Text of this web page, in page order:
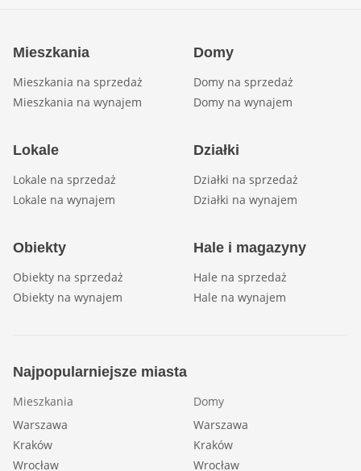
Mieszkania
Mieszkania na sprzedaż
Mieszkania na wynajem
Domy
Domy na sprzedaż
Domy na wynajem
Lokale
Lokale na sprzedaż
Lokale na wynajem
Działki
Działki na sprzedaż
Działki na wynajem
Obiekty
Obiekty na sprzedaż
Obiekty na wynajem
Hale i magazyny
Hale na sprzedaż
Hale na wynajem
Najpopularniejsze miasta
Mieszkania
Warszawa
Kraków
Wrocław
Domy
Warszawa
Kraków
Wrocław